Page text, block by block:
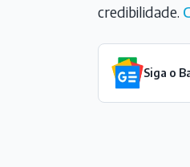
credibilidade.
Siga o